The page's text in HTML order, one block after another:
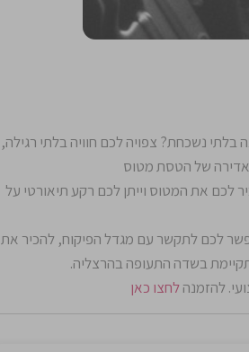
נשכחת? צפויה לכם חוויה בלתי רגילה,
של הטסת מטוס
לכם את המטוס וייתן לכם רקע תיאורטי על
לכם לתקשר עם מגדל הפיקוח, להכיר את
בשדה התעופה בהרצליה.
לחצו כאן